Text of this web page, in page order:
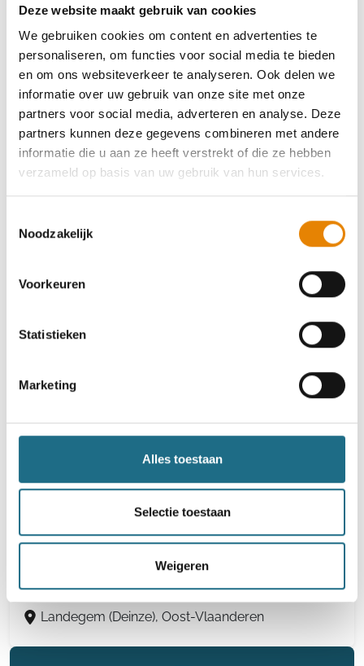
Deze website maakt gebruik van cookies
We gebruiken cookies om content en advertenties te
personaliseren, om functies voor social media te bieden
en om ons websiteverkeer te analyseren. Ook delen we
informatie over uw gebruik van onze site met onze
partners voor social media, adverteren en analyse. Deze
partners kunnen deze gegevens combineren met andere
informatie die u aan ze heeft verstrekt of die ze hebben
verzameld op basis van uw gebruik van hun services.
Noodzakelijk
Voorkeuren
Statistieken
Marketing
Alles toestaan
Selectie toestaan
Weigeren
44e Canteclaermarsen - De Gordel der
Leiestreek
4 km 8 km 12 km 16 km 20 km
25 km
30 km
35 km
Zondag 20 september 2026
Deinze, Oost-Vlaanderen
30 km
Oeselgem (Dentergem), West-Vlaanderen
4 km 8 km 12 km 16 km 20 km
25 km
Zaterdag 21 november 2026
Landegem (Deinze), Oost-Vlaanderen